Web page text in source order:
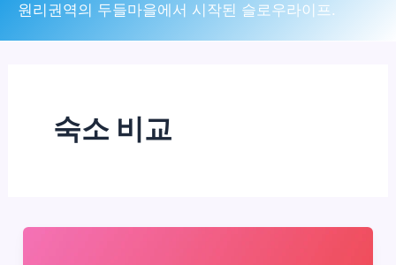
로
원리권역의 두들마을에서 시작된 슬로우라이프.
숙소 비교